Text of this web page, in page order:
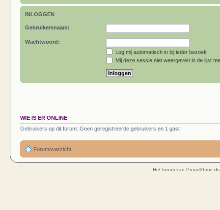
INLOGGEN
Gebruikersnaam:
Wachtwoord:
Log mij automatisch in bij ieder bezoek
Mij deze sessie niet weergeven in de lijst
WIE IS ER ONLINE
Gebruikers op dit forum: Geen geregistreerde gebruikers en 1 gast
Forumoverzicht
Het forum van Proud2bme